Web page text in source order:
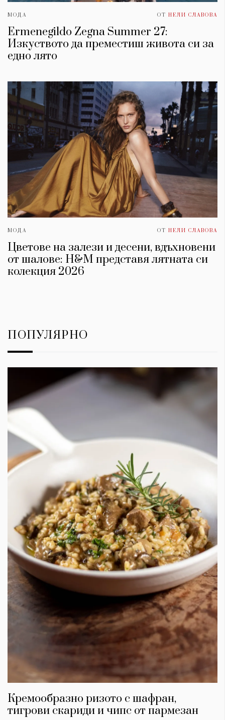
МОДА ОТ НЕЛИ СЛАВОВА
Ermenegildo Zegna Summer 27:
Изкуството да преместиш живота си за
едно лято
МОДА ОТ НЕЛИ СЛАВОВА
Цветове на залези и десени, вдъхновени
от шалове: H&M представя лятната си
колекция 2026
ПОПУЛЯРНО
Кремообразно ризото с шафран,
тигрови скариди и чипс от пармезан